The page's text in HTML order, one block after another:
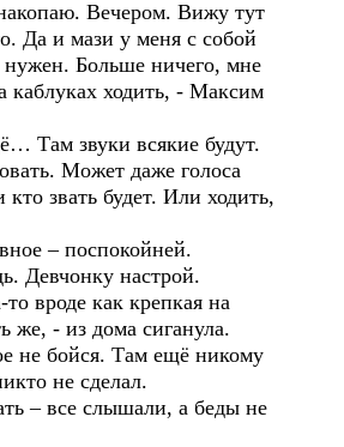
Вечером. Вижу тут
Да и мази у меня с собой
нужен. Больше ничего, мне
каблуках ходить, - Максим
всякие будут.
Может даже голоса
звать будет. Или ходить,
поспокойней.
Девчонку настрой.
как крепкая на
же, - из дома сиганула.
Там ещё никому
не сделал.
слышали, а беды не